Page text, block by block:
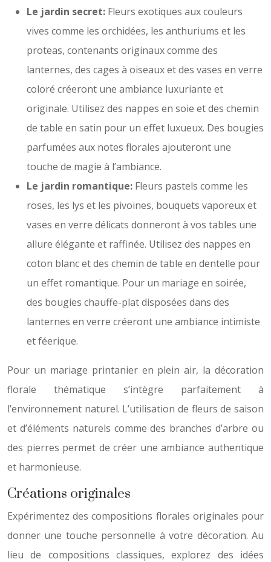
Le jardin secret: Fleurs exotiques aux couleurs
vives comme les orchidées, les anthuriums et les
proteas, contenants originaux comme des
lanternes, des cages à oiseaux et des vases en verre
coloré créeront une ambiance luxuriante et
originale. Utilisez des nappes en soie et des chemin
de table en satin pour un effet luxueux. Des bougies
parfumées aux notes florales ajouteront une
touche de magie à l’ambiance.
Le jardin romantique: Fleurs pastels comme les
roses, les lys et les pivoines, bouquets vaporeux et
vases en verre délicats donneront à vos tables une
allure élégante et raffinée. Utilisez des nappes en
coton blanc et des chemin de table en dentelle pour
un effet romantique. Pour un mariage en soirée,
des bougies chauffe-plat disposées dans des
lanternes en verre créeront une ambiance intimiste
et féerique.
Pour un mariage printanier en plein air, la décoration
florale thématique s’intègre parfaitement à
l’environnement naturel. L’utilisation de fleurs de saison
et d’éléments naturels comme des branches d’arbre ou
des pierres permet de créer une ambiance authentique
et harmonieuse.
Créations originales
Expérimentez des compositions florales originales pour
donner une touche personnelle à votre décoration. Au
lieu de compositions classiques, explorez des idées